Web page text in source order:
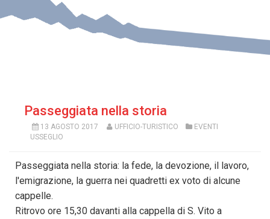
Passeggiata nella storia
13 AGOSTO 2017 UFFICIO-TURISTICO
EVENTI
USSEGLIO
Passeggiata nella storia: la fede, la devozione, il lavoro,
l'emigrazione, la guerra nei quadretti ex voto di alcune
cappelle.
Ritrovo ore 15,30 davanti alla cappella di S. Vito a